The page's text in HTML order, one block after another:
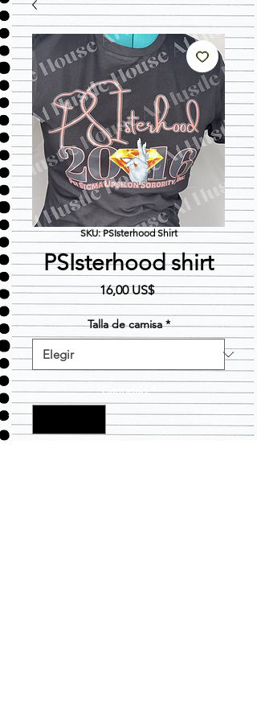
SKU: PSIsterhood Shirt
PSIsterhood shirt
16,00 US$Precio
Talla de camisa *
Cantidad *